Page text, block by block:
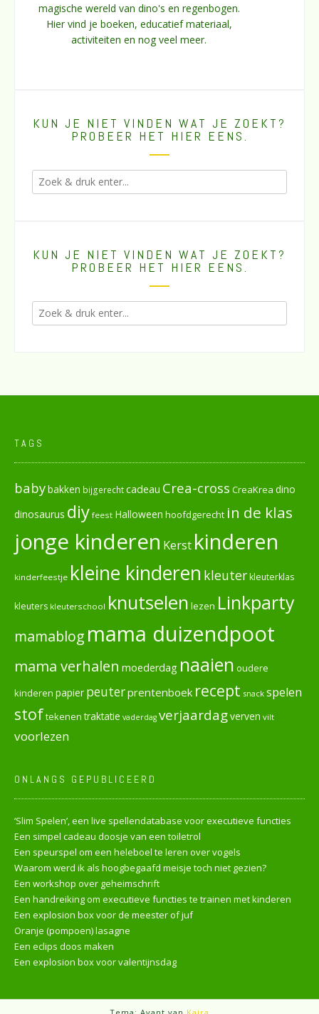
magische wereld van dino's en regenbogen.
Hier vind je boeken, educatief materiaal,
activiteiten en nog veel meer.
KUN JE NIET VINDEN WAT JE ZOEKT?
PROBEER HET HIER EENS.
KUN JE NIET VINDEN WAT JE ZOEKT?
PROBEER HET HIER EENS.
TAGS
babybakken bijgerechtcadeau Crea-cross CreaKrea dino
dinosaurus diy feest Halloween hoofdgerecht in de klas
jonge kinderen Kerst kinderen
kinderfeestje kleine kinderen kleuterkleuterklas
kleuters kleuterschool knutselen lezen Linkparty
mamablog mama duizendpoot
mama verhalen moederdag naaien oudere
kinderen papier peuterprentenboek recept snack spelen
stoftekenen traktatie vaderdag verjaardagverven vilt
voorlezen
ONLANGS GEPUBLICEERD
‘Slim Spelen’, een live spellendatabase voor executieve functies
Een simpel cadeau doosje van een toiletrol
Een speurspel om een heleboel te leren over vogels
Waarom werd ik als hoogbegaafd meisje toch niet gezien?
Een workshop over geheimschrift
Een handreiking om executieve functies te trainen met kinderen
Een explosion box voor de meester of juf
Oranje (pompoen) lasagne
Een eclips doos maken
Een explosion box voor valentijnsdag